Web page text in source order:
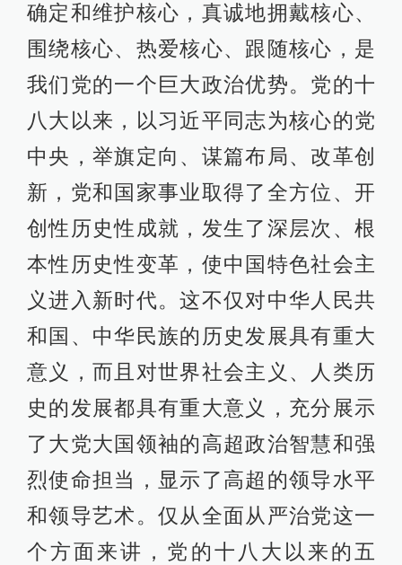
确定和维护核心，真诚地拥戴核心、
围绕核心、热爱核心、跟随核心，是
我们党的一个巨大政治优势。党的十
八大以来，以习近平同志为核心的党
中央，举旗定向、谋篇布局、改革创
新，党和国家事业取得了全方位、开
创性历史性成就，发生了深层次、根
本性历史性变革，使中国特色社会主
义进入新时代。这不仅对中华人民共
和国、中华民族的历史发展具有重大
意义，而且对世界社会主义、人类历
史的发展都具有重大意义，充分展示
了大党大国领袖的高超政治智慧和强
烈使命担当，显示了高超的领导水平
和领导艺术。仅从全面从严治党这一
个方面来讲，党的十八大以来的五